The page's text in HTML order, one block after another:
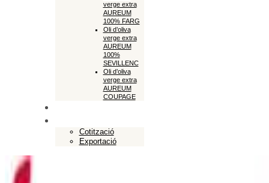
verge extra
AUREUM
100% FARG
Oli d’oliva
verge extra
AUREUM
100%
SEVILLENC
Oli d’oliva
verge extra
AUREUM
COUPAGE
Cotització
Exportació